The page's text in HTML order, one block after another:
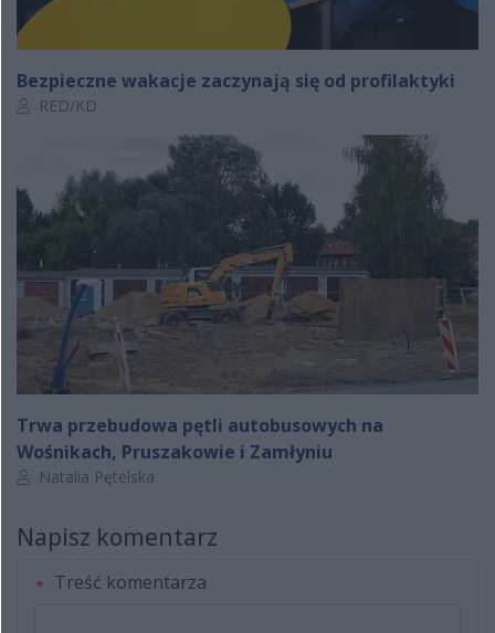
Bezpieczne wakacje zaczynają się od profilaktyki
Autor artykułu:
RED/KD
Trwa przebudowa pętli autobusowych na
Wośnikach, Pruszakowie i Zamłyniu
Autor artykułu:
Natalia Pętelska
Napisz komentarz
Treść komentarza